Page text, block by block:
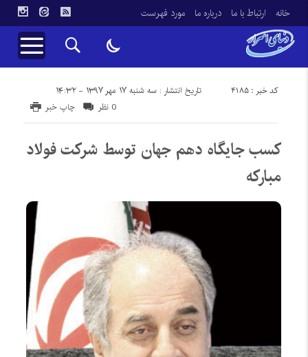
خانه ارتباط با ما درباره ما مورد فهرست
تاریخ انتشار : سه شنبه ۱۷ مهر ۱۳۹۷ - ۱۴:۳۲ کد خبر : 4185
چاپ خبر 0 نظر
کسب جایگاه دهم جهان توسط شرکت فولاد
مبارکه